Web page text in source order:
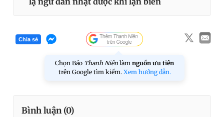
Chia sẻ
Chọn Báo Thanh Niên làm nguồn ưu tiên
trên Google tìm kiếm. Xem hướng dẫn.
Bình luận (0)